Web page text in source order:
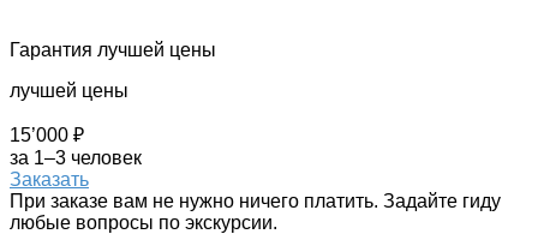
Гарантия лучшей цены
лучшей цены
15’000 ₽
за 1–3 человек
Заказать
При заказе вам не нужно ничего платить. Задайте гиду
любые вопросы по экскурсии.